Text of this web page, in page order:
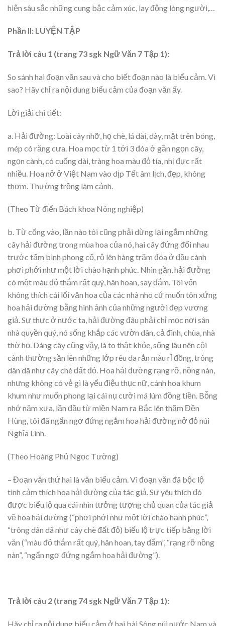
hiện sâu sắc những cung bậc cảm xúc, lay động lòng người,…
Phần II: LUYỆN TẬP
Trả lời câu 1 (trang 73 sgk Ngữ Văn 7 Tập 1):
So sánh hai đoạn văn sau và cho biết đoạn nào là biểu cảm. Vì
sao? Hãy chỉ ra nội dung biểu cảm của đoạn văn ấy.
Lời giải chi tiết:
a. Hải đường: Loài cây nhỡ, họ chè, lá dài, dày, mặt trên bóng,
mép có răng cưa. Hoa mọc từ 1 tới 3 đóa ở gần ngọn cây,
ngọn cành, có cuống dài, tràng hoa màu đỏ tía, nhị đực rất
nhiều. Hoa nở ở Việt Nam vào dịp Tết âm lịch, đẹp, không
thơm. Thường trồng làm cảnh.
(Theo Từ điển Bách khoa Nông nghiệp)
b. Từ cổng vào, lần nào tôi cũng phải dừng lại ngắm những
cây hải đường trong mùa hoa của nó, hai cây đứng đối nhau
trước tấm bình phong cổ, rộ lên hàng trăm đóa ở đầu cành
phơi phới như một lời chào hạnh phúc. Nhìn gần, hải đường
có một màu đỏ thắm rất quý, hân hoan, say đắm. Tôi vốn
không thích cái lối văn hoa của các nhà nho cứ muốn tôn xứng
hoa hải đường bằng hình ảnh của những người đẹp vương
giả. Sự thực ở nước ta, hải đường đâu phải chỉ mọc nơi sân
nhà quyền quý, nó sống khắp các vườn dân, cả đình, chùa, nhà
thờ họ. Dáng cây cũng vậy, lá to thật khỏe, sống lâu nên cội
cành thường sần lên những lớp rêu da rắn màu rỉ đồng, trông
dân dã như cây chè đất đỏ. Hoa hải đường rạng rỡ, nồng nàn,
nhưng không có vẻ gì là yểu điệu thục nữ, cánh hoa khum
khum như muốn phong lại cái nụ cười má lúm đồng tiền. Bỗng
nhớ năm xưa, lần đầu từ miền Nam ra Bắc lên thăm Đền
Hùng, tôi đã ngẩn ngơ đứng ngắm hoa hải đường nở đỏ núi
Nghĩa Linh.
(Theo Hoàng Phủ Ngọc Tường)
– Đoạn văn thứ hai là văn biểu cảm. Vì đoạn văn đã bộc lộ
tình cảm thích hoa hải đường của tác giả. Sự yêu thích đó
được biểu lộ qua cái nhìn tưởng tượng chủ quan của tác giả
về hoa hải dường (“phơi phới như một lời chào hạnh phúc”,
“trông dân dã như cây chè đất đỏ) biểu lộ trực tiếp bằng lời
văn (“màu đỏ thắm rất quý, hân hoan, tay đắm”, “rạng rỡ nồng
nàn”, “ngẩn ngơ đứng ngắm hoa hải đường”).
Trả lời câu 2 (trang 74 sgk Ngữ Văn 7 Tập 1):
Hãy chỉ ra nội dung biểu cảm ở hai bài Sông núi nước Nam và